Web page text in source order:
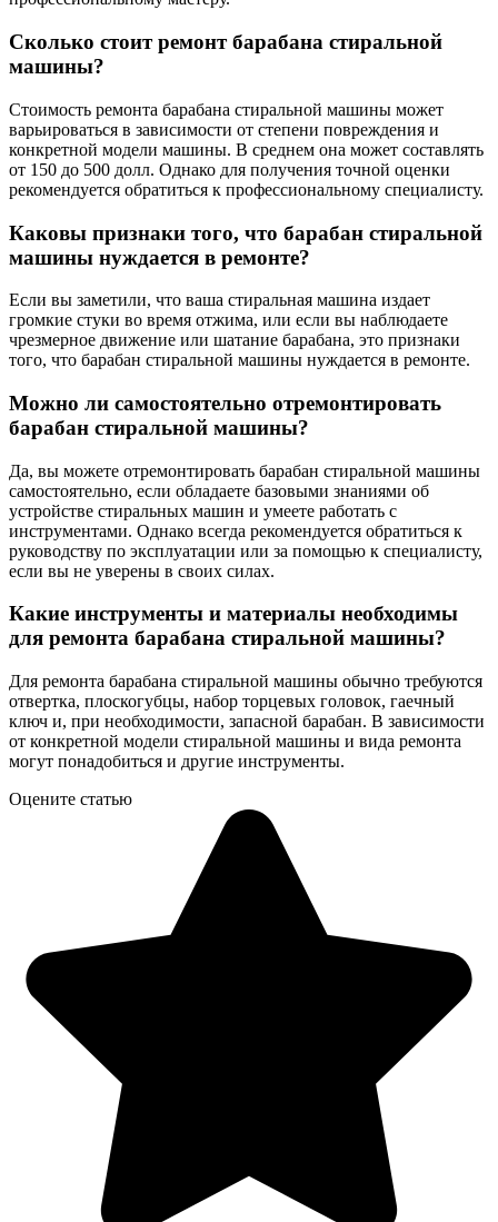
Сколько стоит ремонт барабана стиральной
машины?
Стоимость ремонта барабана стиральной машины может
варьироваться в зависимости от степени повреждения и
конкретной модели машины. В среднем она может составлять
от 150 до 500 долл. Однако для получения точной оценки
рекомендуется обратиться к профессиональному специалисту.
Каковы признаки того, что барабан стиральной
машины нуждается в ремонте?
Если вы заметили, что ваша стиральная машина издает
громкие стуки во время отжима, или если вы наблюдаете
чрезмерное движение или шатание барабана, это признаки
того, что барабан стиральной машины нуждается в ремонте.
Можно ли самостоятельно отремонтировать
барабан стиральной машины?
Да, вы можете отремонтировать барабан стиральной машины
самостоятельно, если обладаете базовыми знаниями об
устройстве стиральных машин и умеете работать с
инструментами. Однако всегда рекомендуется обратиться к
руководству по эксплуатации или за помощью к специалисту,
если вы не уверены в своих силах.
Какие инструменты и материалы необходимы
для ремонта барабана стиральной машины?
Для ремонта барабана стиральной машины обычно требуются
отвертка, плоскогубцы, набор торцевых головок, гаечный
ключ и, при необходимости, запасной барабан. В зависимости
от конкретной модели стиральной машины и вида ремонта
могут понадобиться и другие инструменты.
Оцените статью